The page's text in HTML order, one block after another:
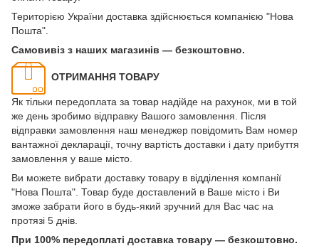
Територією України доставка здійснюється компанією "Нова
Пошта".
Самовивіз з наших магазинів — безкоштовно.
ОТРИМАННЯ ТОВАРУ
Як тільки передоплата за товар надійде на рахунок, ми в той
же день зробимо відправку Вашого замовлення. Після
відправки замовлення наш менеджер повідомить Вам номер
вантажної декларації, точну вартість доставки і дату прибуття
замовлення у ваше місто.
Ви можете вибрати доставку товару в відділення компанії
"Нова Пошта". Товар буде доставлений в Ваше місто і Ви
зможе забрати його в будь-який зручний для Вас час на
протязі 5 днів.
При 100% передоплаті доставка товару — безкоштовно.